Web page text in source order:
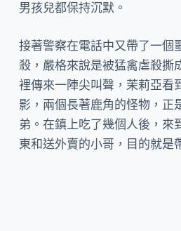
男孩兒都保持沉默。
接著警察在電話中又帶了一個
殺，嚴格來說是被猛禽虐殺撕
裡傳來一陣尖叫聲，茉莉亞看
影，兩個長著鹿角的怪物，正
弟。在鎮上吃了幾個人後，來
東和送外賣的小哥，目的就是